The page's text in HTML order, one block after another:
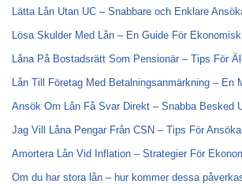
Lätta Lån Utan UC – Snabbare och Enklare
Lösa Skulder Med Lån – En Guide För
Låna På Bostadsrätt Som Pensionär – Tips För
Lån Till Företag Med Betalningsanmärkning – En
Ansök Om Lån Få Svar Direkt – Snabba Besked
Jag Vill Låna Pengar Från CSN – Tips För
Amortera Lån Vid Inflation – Strategier För
Om du har stora lån – hur kommer dessa